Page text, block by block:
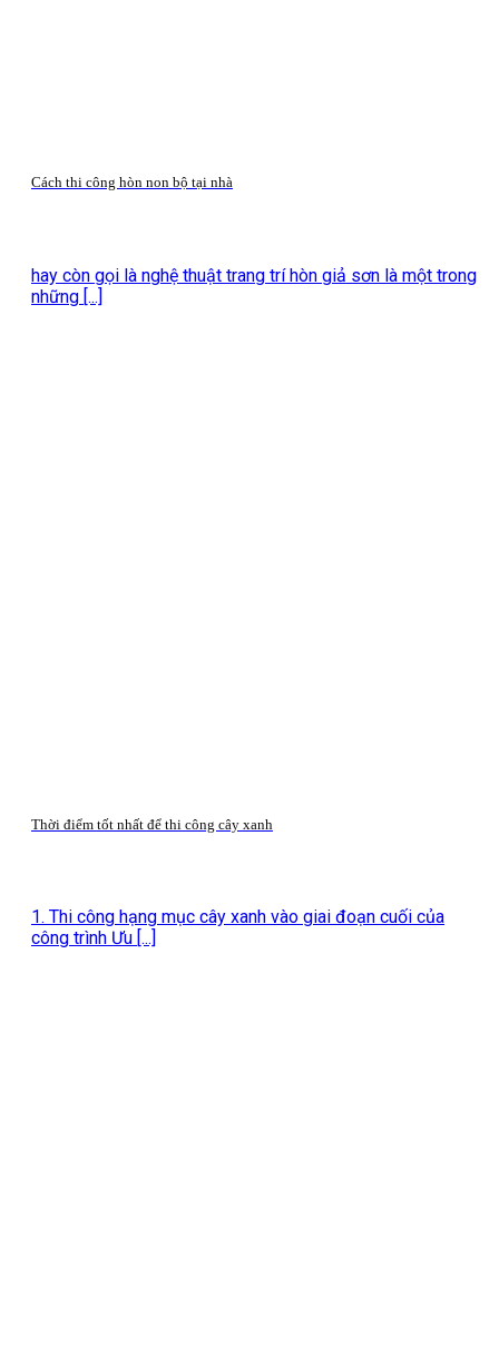
Cách thi công hòn non bộ tại nhà
hay còn gọi là nghệ thuật trang trí hòn giả sơn là một trong
những [...]
Thời điểm tốt nhất để thi công cây xanh
1. Thi công hạng mục cây xanh vào giai đoạn cuối của
công trình Ưu [...]